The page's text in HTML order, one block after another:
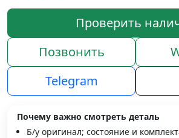
Проверить
Позвонить
Telegram
Почему важно смотреть деталь
Б/у оригинал; состояние и